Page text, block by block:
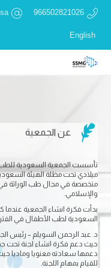
966502821026
English
 عن الجمعية
ميلادي تحت مظلة الهيئة
متخصصة في مجال طب الوراثة في
والإسلامي.
بدأت فكرة انشاء الجمعية عندما
السعودية لطب الأطفال في الفترة من 2000-2015 ميلادي حيث عرضت
د. عبد الرحمن السويلم – رئيس
حيث دعم فكرة انشاء لجنة تحت
دعمها سعادته معنويا وماديا
للقيام بمهام اللجنة.